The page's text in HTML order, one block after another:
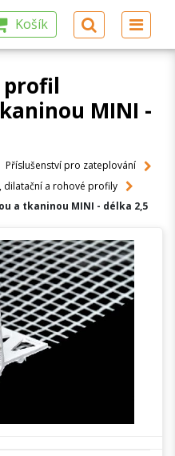
Košík
profil
MINI -
Příslušenství pro zateplování
dilatační a rohové profily
a tkaninou MINI - délka 2,5